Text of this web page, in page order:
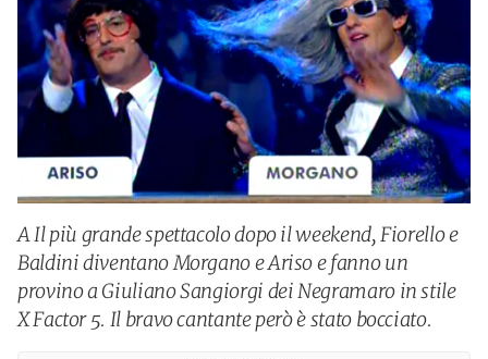
A Il più grande spettacolo dopo il weekend, Fiorello e
Baldini diventano Morgano e Ariso e fanno un
provino a Giuliano Sangiorgi dei Negramaro in stile
X Factor 5. Il bravo cantante però è stato bocciato.